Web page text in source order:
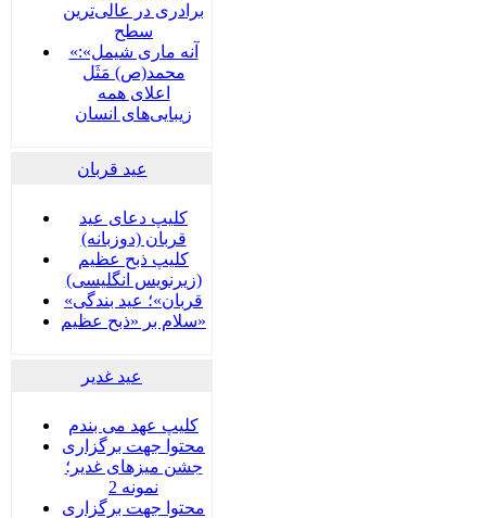
برادری در عالی‌ترین
سطح
«آنه ماری شیمل»:
محمد(ص) مَثَل
اعلای همه
زیبایی‌های انسان
عید قربان
کلیپ دعای عید
قربان (دوزبانه)
کلیپ ذبح عظیم
(زیرنویس انگلیسی)
«قربان»؛ عید بندگی
سلام بر «ذبح عظیم»
عید غدير
کلیپ عهد می بندم
محتوا جهت برگزاری
جشن میزهای غدیر؛
نمونه 2
محتوا جهت برگزاری